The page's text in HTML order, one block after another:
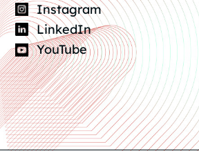
Instagram
LinkedIn
YouTube